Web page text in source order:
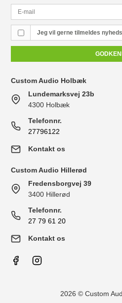
Jeg vil gerne tilmeldes
Custom Audio Holbæk
Lundemarksvej 23b
4300 Holbæk
Telefonnr.
27796122
Kontakt os
Custom Audio Hillerød
Fredensborgvej 39
3400 Hillerød
Telefonnr.
27 79 61 20
Kontakt os
2026 © Custom